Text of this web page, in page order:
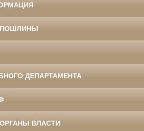
ДЕПАРТАМЕНТА
ВЛАСТИ